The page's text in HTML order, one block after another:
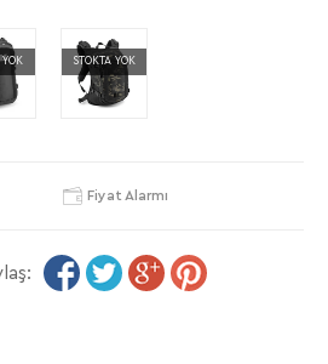
YOK STOKTA YOK
Fiyat Alarmı